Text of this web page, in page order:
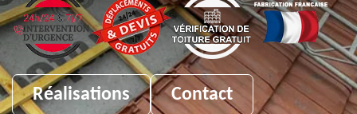
Réalisations Contact